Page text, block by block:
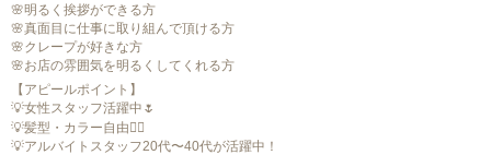
🌸明るく挨拶ができる方
🌸真面目に仕事に取り組んで頂ける方
🌸クレープが好きな方
🌸お店の雰囲気を明るくしてくれる方
【アピールポイント】
💡女性スタッフ活躍中🌷
💡髪型・カラー自由💇‍♀️
💡アルバイトスタッフ20代〜40代が活躍中！